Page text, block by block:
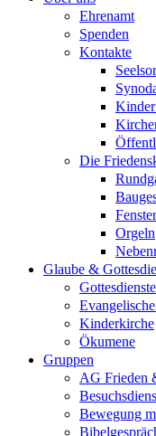
Ehrenamt
Spenden
Kontakte
Die
Fenster
Orgeln
Glaube &
Gottesdienste
Kinderkirche
Ökumene
Gruppen
AG Frieden
Bewegung